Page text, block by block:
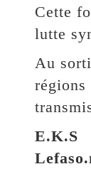
Cette
lutte
Au
régions
E.K.S